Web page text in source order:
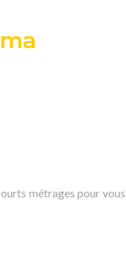
métrages pour vous